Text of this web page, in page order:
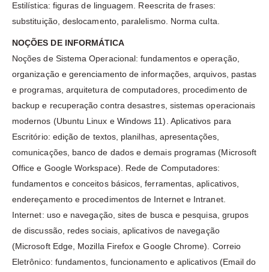
Estilística: figuras de linguagem. Reescrita de frases:
substituição, deslocamento, paralelismo. Norma culta.
NOÇÕES DE INFORMÁTICA
Noções de Sistema Operacional: fundamentos e operação,
organização e gerenciamento de informações, arquivos, pastas
e programas, arquitetura de computadores, procedimento de
backup e recuperação contra desastres, sistemas operacionais
modernos (Ubuntu Linux e Windows 11). Aplicativos para
Escritório: edição de textos, planilhas, apresentações,
comunicações, banco de dados e demais programas (Microsoft
Office e Google Workspace). Rede de Computadores:
fundamentos e conceitos básicos, ferramentas, aplicativos,
endereçamento e procedimentos de Internet e Intranet.
Internet: uso e navegação, sites de busca e pesquisa, grupos
de discussão, redes sociais, aplicativos de navegação
(Microsoft Edge, Mozilla Firefox e Google Chrome). Correio
Eletrônico: fundamentos, funcionamento e aplicativos (Email do